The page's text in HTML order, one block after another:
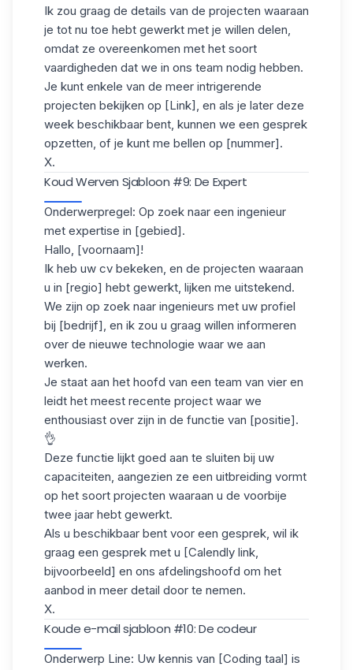
Ik zou graag de details van de projecten waaraan
je tot nu toe hebt gewerkt met je willen delen,
omdat ze overeenkomen met het soort
vaardigheden dat we in ons team nodig hebben.
Je kunt enkele van de meer intrigerende
projecten bekijken op [Link], en als je later deze
week beschikbaar bent, kunnen we een gesprek
opzetten, of je kunt me bellen op [nummer].
X.
Koud Werven Sjabloon #9: De Expert
Onderwerpregel: Op zoek naar een ingenieur
met expertise in [gebied].
Hallo, [voornaam]!
Ik heb uw cv bekeken, en de projecten waaraan
u in [regio] hebt gewerkt, lijken me uitstekend.
We zijn op zoek naar ingenieurs met uw profiel
bij [bedrijf], en ik zou u graag willen informeren
over de nieuwe technologie waar we aan
werken.
Je staat aan het hoofd van een team van vier en
leidt het meest recente project waar we
enthousiast over zijn in de functie van [positie].
👌
Deze functie lijkt goed aan te sluiten bij uw
capaciteiten, aangezien ze een uitbreiding vormt
op het soort projecten waaraan u de voorbije
twee jaar hebt gewerkt.
Als u beschikbaar bent voor een gesprek, wil ik
graag een gesprek met u [Calendly link,
bijvoorbeeld] en ons afdelingshoofd om het
aanbod in meer detail door te nemen.
X.
Koude e-mail sjabloon #10: De codeur
Onderwerp Line: Uw kennis van [Coding taal] is